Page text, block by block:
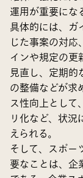
運用が重要にな
具体的には、ガ
じた事案の対応
インや規定の更
見直し、定期的
の整備などが求
ス性向上として
リ化など、状況
えられる。
そして、スポー
要なことは、企